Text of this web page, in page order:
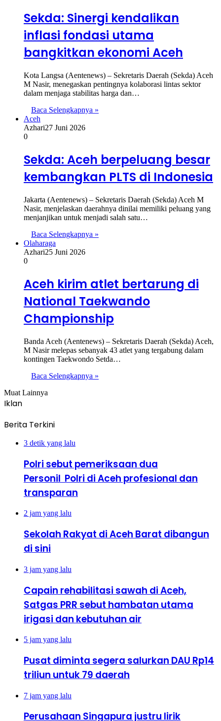
Sekda: Sinergi kendalikan
inflasi fondasi utama
bangkitkan ekonomi Aceh
Kota Langsa (Aentenews) – Sekretaris Daerah (Sekda) Aceh
M Nasir, menegaskan pentingnya kolaborasi lintas sektor
dalam menjaga stabilitas harga dan…
Baca Selengkapnya »
Aceh
Azhari27 Juni 2026
0
Sekda: Aceh berpeluang besar
kembangkan PLTS di Indonesia
Jakarta (Aentenews) – Sekretaris Daerah (Sekda) Aceh M
Nasir, menjelaskan daerahnya dinilai memiliki peluang yang
menjanjikan untuk menjadi salah satu…
Baca Selengkapnya »
Olaharaga
Azhari25 Juni 2026
0
Aceh kirim atlet bertarung di
National Taekwando
Championship
Banda Aceh (Aentenews) – Sekretaris Daerah (Sekda) Aceh,
M Nasir melepas sebanyak 43 atlet yang tergabung dalam
kontingen Taekwondo Setda…
Baca Selengkapnya »
Muat Lainnya
Iklan
Berita Terkini
3 detik yang lalu
Polri sebut pemeriksaan dua
Personil Polri di Aceh profesional dan
transparan
2 jam yang lalu
Sekolah Rakyat di Aceh Barat dibangun
di sini
3 jam yang lalu
Capain rehabilitasi sawah di Aceh,
Satgas PRR sebut hambatan utama
irigasi dan kebutuhan air
5 jam yang lalu
Pusat diminta segera salurkan DAU Rp14
triliun untuk 79 daerah
7 jam yang lalu
Perusahaan Singapura justru lirik